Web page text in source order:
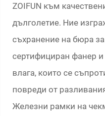
ZOIFUN към
дълголетие. Ние
съхранение на бюра за
сертифициран фанер
влага, които се
повреди от
Железни рамки на